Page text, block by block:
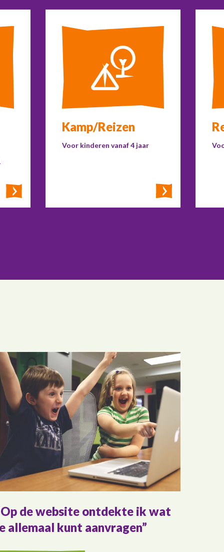
Kamp/Reizen
Voor kinderen vanaf 4 jaar
Op de website ontdekte ik wat
allemaal kunt aanvragen